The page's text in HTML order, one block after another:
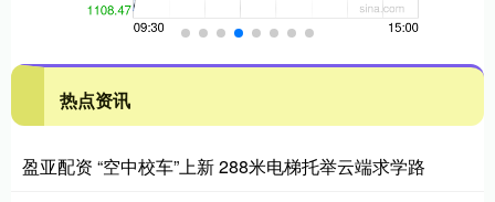
热点资讯
盈亚配资 “空中校车”上新 288米电梯托举云端求学路